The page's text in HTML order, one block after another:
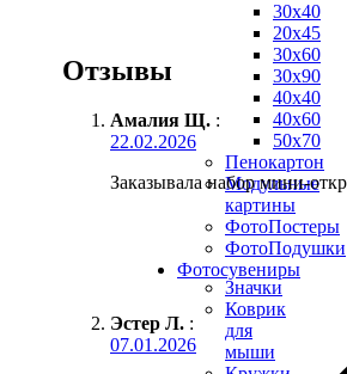
30х40
20х45
30х60
30х90
40х40
40х60
50х70
Пенокартон
Модульные
картины
ФотоПостеры
ФотоПодушки
Фотоcувениры
Значки
Коврик
для
мыши
Отзывы
Амалия Щ. :
22.02.2026
Заказывала набор мини-
Эстер Л. :
07.01.2026